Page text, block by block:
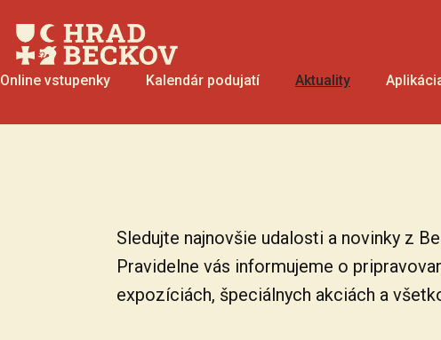
Online vstupenky Kalendár podujatí Aktuality
Sledujte najnovšie udalosti a novinky z
Pravidelne vás informujeme o
expozíciách, špeciálnych akciách a